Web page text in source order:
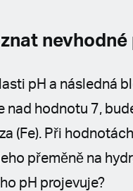
pH a následná
nad hodnotu 7,
(Fe). Při
přeměně na
pH projevuje?